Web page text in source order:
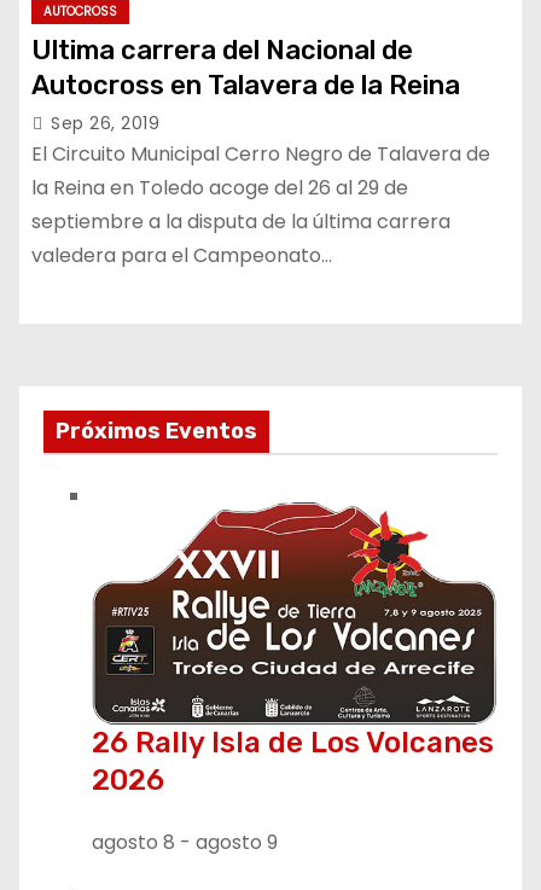
AUTOCROSS
Ultima carrera del Nacional de
Autocross en Talavera de la Reina
Sep 26, 2019
El Circuito Municipal Cerro Negro de Talavera de
la Reina en Toledo acoge del 26 al 29 de
septiembre a la disputa de la última carrera
valedera para el Campeonato…
Próximos Eventos
26 Rally Isla de Los Volcanes
2026
agosto 8 - agosto 9